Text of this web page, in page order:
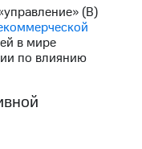
(В)
в мире
по влиянию